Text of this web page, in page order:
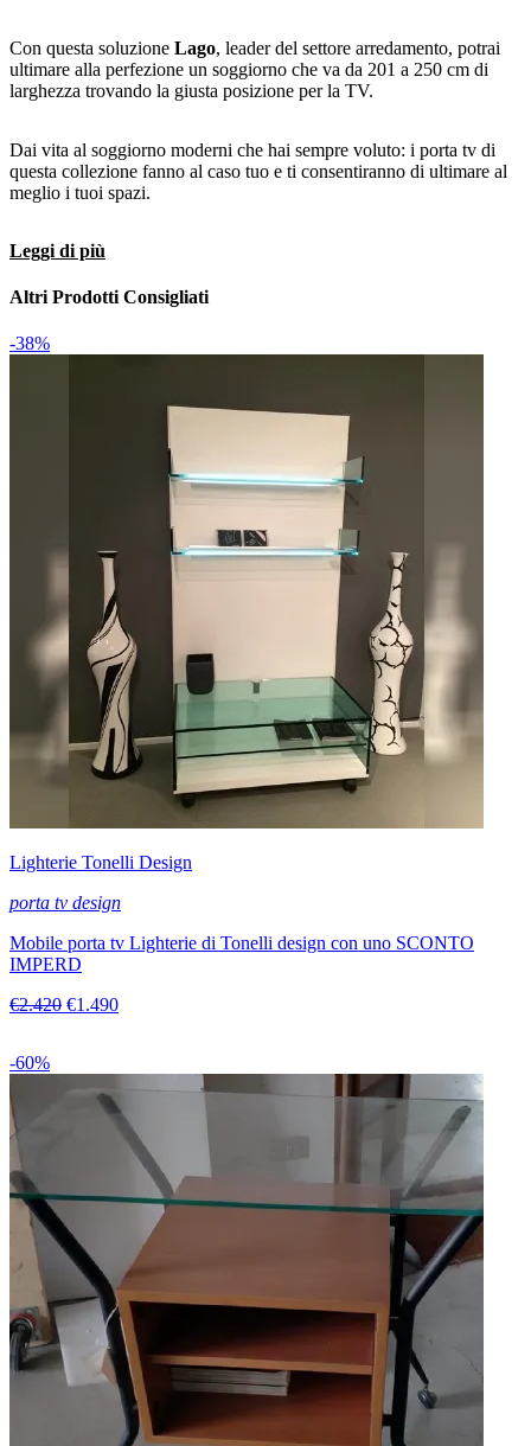
Con questa soluzione Lago, leader del settore arredamento, potrai
ultimare alla perfezione un soggiorno che va da 201 a 250 cm di
larghezza trovando la giusta posizione per la TV.
Dai vita al soggiorno moderni che hai sempre voluto: i porta tv di
questa collezione fanno al caso tuo e ti consentiranno di ultimare al
meglio i tuoi spazi.
Leggi di più
Altri Prodotti Consigliati
-38%
Lighterie Tonelli Design
porta tv design
Mobile porta tv Lighterie di Tonelli design con uno SCONTO
IMPERD
€2.420 €1.490
-60%